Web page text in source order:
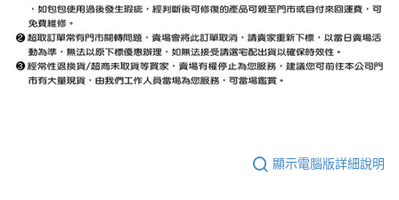
顯示電腦版詳細說明